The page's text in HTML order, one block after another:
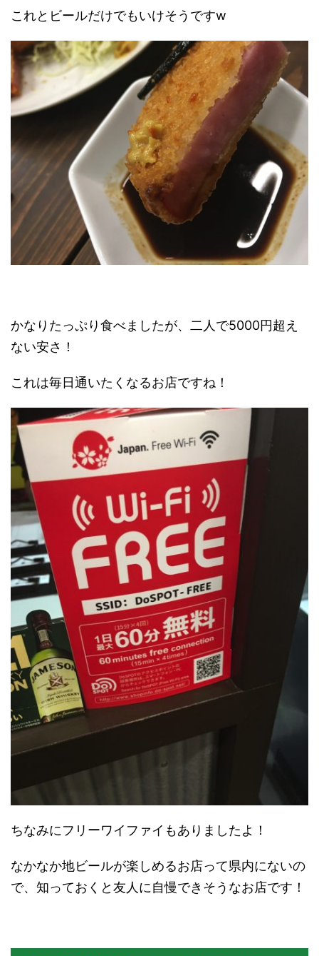
これとビールだけでもいけそうですw
かなりたっぷり食べましたが、二人で5000円超え
ない安さ！
これは毎日通いたくなるお店ですね！
ちなみにフリーワイファイもありましたよ！
なかなか地ビールが楽しめるお店って県内にないの
で、知っておくと友人に自慢できそうなお店です！